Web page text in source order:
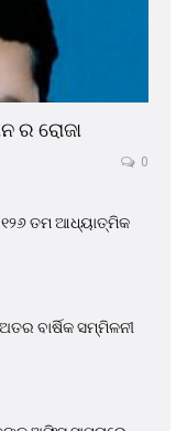
ର ରୋଜା
0
ତମ ଆଧ୍ୟାତ୍ମିକ
ବାର୍ଷିକ ସମ୍ମିଳନୀ